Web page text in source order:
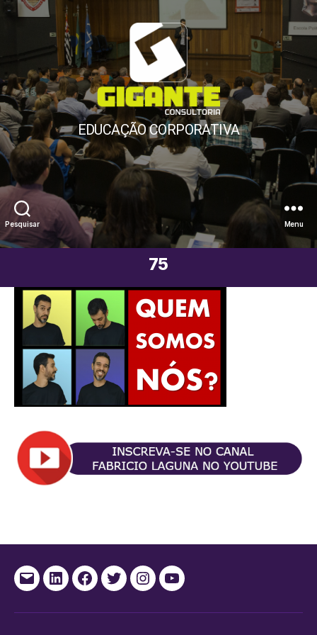
Pesquisar
Gigante
Consultoria
EDUCAÇÃO CORPORATIVA
Menu
75
E-
LinkedinFacebook
TwitterInstagramYoutube